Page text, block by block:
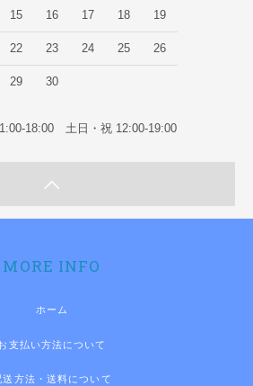
15 16 17 18 19
22 23 24 25 26
29 30
18:00 土日・祝 12:00-19:00
MORE INFO
ホーム
支払い方法について
送方法・送料について